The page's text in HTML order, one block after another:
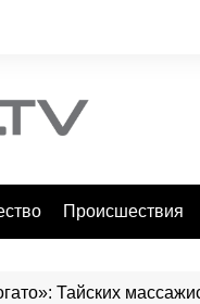
Происшествия
Тайских